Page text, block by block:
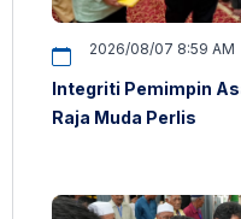
2026/08/07 8:59 AM
Integriti Pemimpin
Raja Muda Perlis